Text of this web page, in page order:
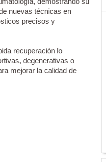
nuevas técnicas en
precisos y
recuperación lo
degenerativas o
mejorar la calidad de